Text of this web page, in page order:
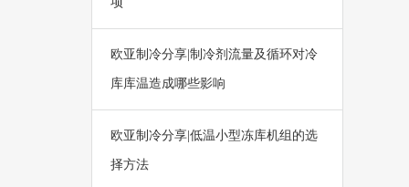
欧亚制冷分享|制冷剂流量及循环对冷
库库温造成哪些影响
欧亚制冷分享|低温小型冻库机组的选
择方法